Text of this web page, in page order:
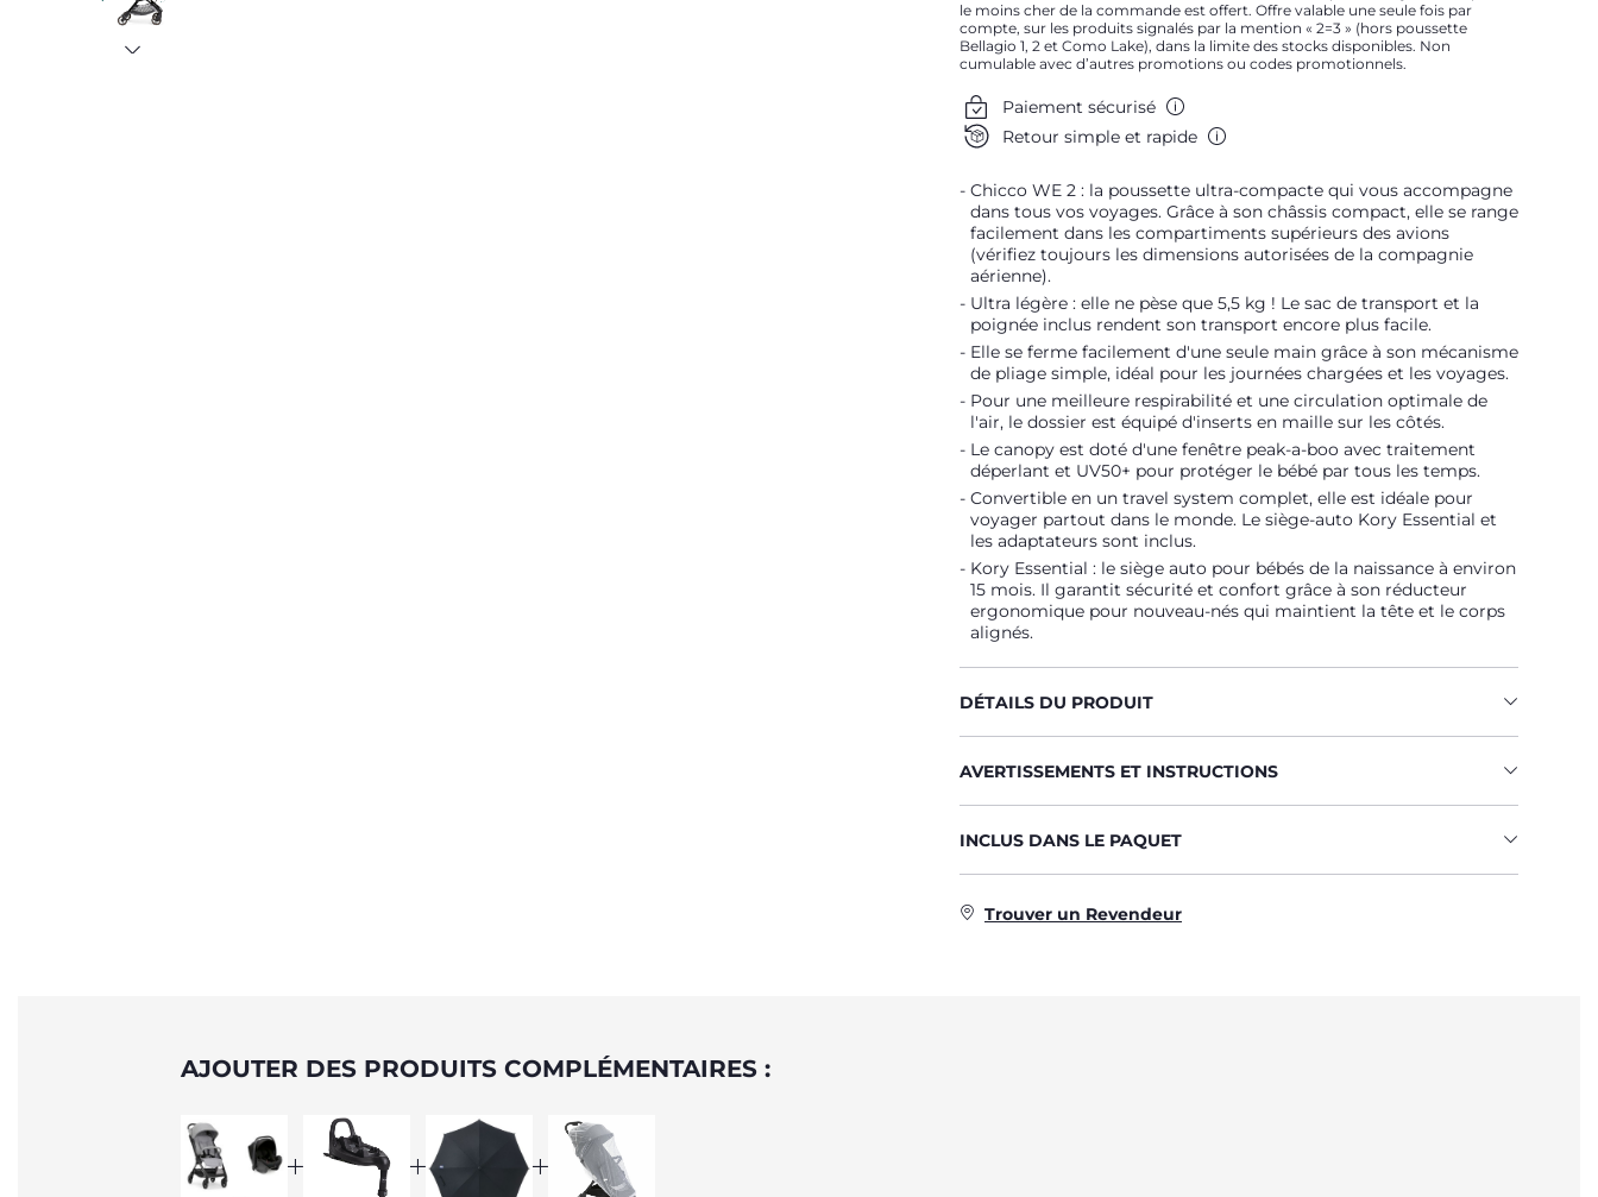
le moins cher de la commande est offert. Offre valable une seule fois par
compte, sur les produits signalés par la mention « 2=3 » (hors poussette
Bellagio 1, 2 et Como Lake), dans la limite des stocks disponibles. Non
cumulable avec d’autres promotions ou codes promotionnels.
Paiement sécurisé
Retour simple et rapide
Chicco WE 2 : la poussette ultra-compacte qui vous accompagne
dans tous vos voyages. Grâce à son châssis compact, elle se range
facilement dans les compartiments supérieurs des avions
(vérifiez toujours les dimensions autorisées de la compagnie
aérienne).
Ultra légère : elle ne pèse que 5,5 kg ! Le sac de transport et la
poignée inclus rendent son transport encore plus facile.
Elle se ferme facilement d'une seule main grâce à son mécanisme
de pliage simple, idéal pour les journées chargées et les voyages.
Pour une meilleure respirabilité et une circulation optimale de
l'air, le dossier est équipé d'inserts en maille sur les côtés.
Le canopy est doté d'une fenêtre peak-a-boo avec traitement
déperlant et UV50+ pour protéger le bébé par tous les temps.
Convertible en un travel system complet, elle est idéale pour
voyager partout dans le monde. Le siège-auto Kory Essential et
les adaptateurs sont inclus.
Kory Essential : le siège auto pour bébés de la naissance à environ
15 mois. Il garantit sécurité et confort grâce à son réducteur
ergonomique pour nouveau-nés qui maintient la tête et le corps
alignés.
DÉTAILS DU PRODUIT
AVERTISSEMENTS ET INSTRUCTIONS
INCLUS DANS LE PAQUET
Trouver un Revendeur
AJOUTER DES PRODUITS COMPLÉMENTAIRES :